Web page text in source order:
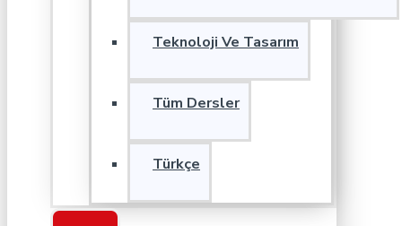
Teknoloji Ve Tasarım
Tüm Dersler
Türkçe